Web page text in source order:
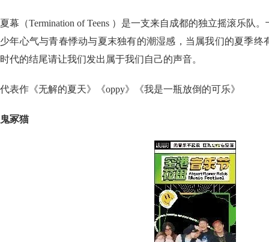
夏幕（Termination of Teens ）是一支来自成都的独立摇滚乐队
少年心气与青春悸动与夏末独有的潮湿感，当属我们的夏季终
时代的结尾请让我们发出属于我们自己的声音。
代表作《无解的夏天》《oppy》《我是一瓶放倒的可乐》
鬼冢猫